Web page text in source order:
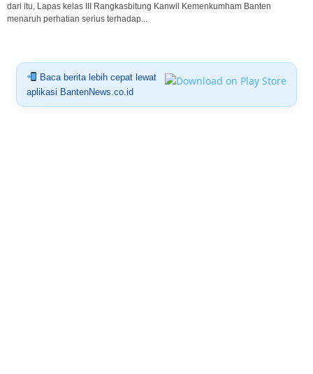
dari itu, Lapas kelas III Rangkasbitung Kanwil Kemenkumham Banten
menaruh perhatian serius terhadap...
Baca berita lebih cepat lewat
aplikasi BantenNews.co.id